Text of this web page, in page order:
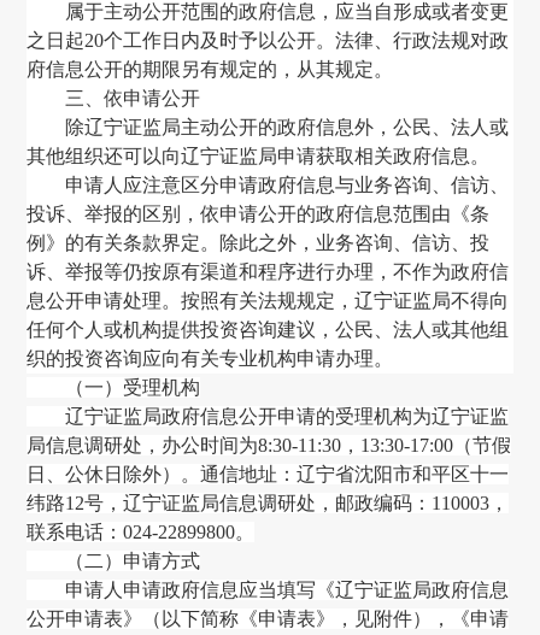
属于主动公开范围的政府信息 ， 应当自形成或者变更
之日起20个工作日内及时予以公开。法律、行政法规对政
府信息公开的期限另有规定的 ， 从其规定。
三、依申请公开
除辽宁证监局主动公开的政府信息外 ，公民、法人或
其他组织还可以向辽宁证监局申请获取相关政府信息。
申请人应注意区分申请政府信息与业务咨询、信访、
投诉、举报的区别
，依申请公开的政府信息范围由《条
例》的有关条款界定。除此之外 ， 业务咨询、信访、投
诉、举报等仍按原有渠道和程序进行办理 ，不作为政府信
息公开申请处理。按照有关法规规定 ，辽宁证监局不得向
任何个人或机构提供投资咨询建议 ，公民、法人或其他组
织的投资咨询应向有关专业机构申请办理。
（一）受理机构
辽宁证监局政府信息公开申请的受理机构为辽宁证监
局信息调研处，办公时间为8:30-11:30，13:30-17:00（节假
日、公休日除外）。通信地址：辽宁省沈阳市和平区十一
纬路12号，辽宁证监局信息调研处 ，邮政编码：110003，
联系电话：024-22899800。
（二）申请方式
申请人申请政府信息应当填写《辽宁证监局政府信息
公开申请表》（以下简称《申请表》，见附件），
《申请